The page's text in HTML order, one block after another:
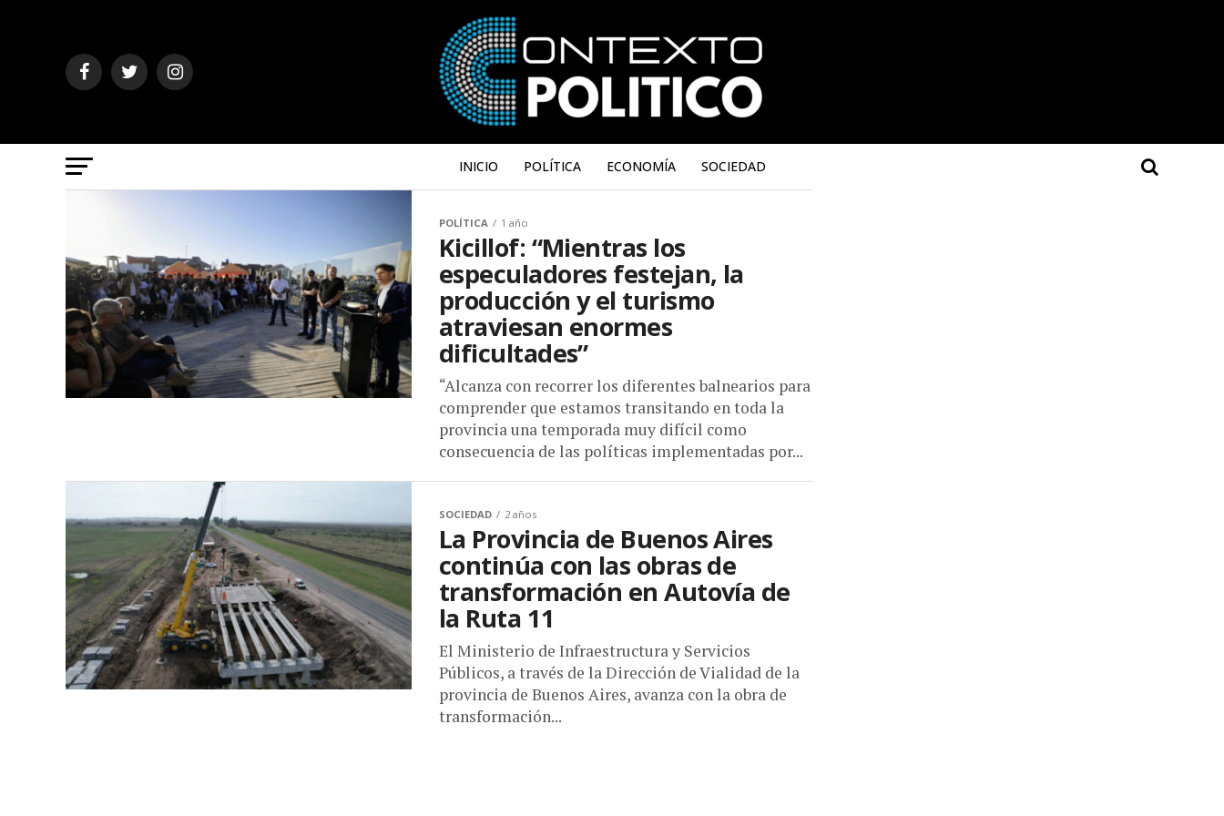
INICIO POLÍTICA ECONOMÍA SOCIEDAD
POLÍTICA 1 año
Kicillof: “Mientras los
especuladores festejan, la
producción y el turismo
atraviesan enormes
dificultades”
“Alcanza con recorrer los diferentes balnearios para
comprender que estamos transitando en toda la
provincia una temporada muy difícil como
consecuencia de las políticas implementadas por...
SOCIEDAD 2 años
La Provincia de Buenos Aires
continúa con las obras de
transformación en Autovía de
la Ruta 11
El Ministerio de Infraestructura y Servicios
Públicos, a través de la Dirección de Vialidad de la
provincia de Buenos Aires, avanza con la obra de
transformación...